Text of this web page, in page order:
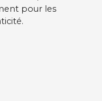
pour les